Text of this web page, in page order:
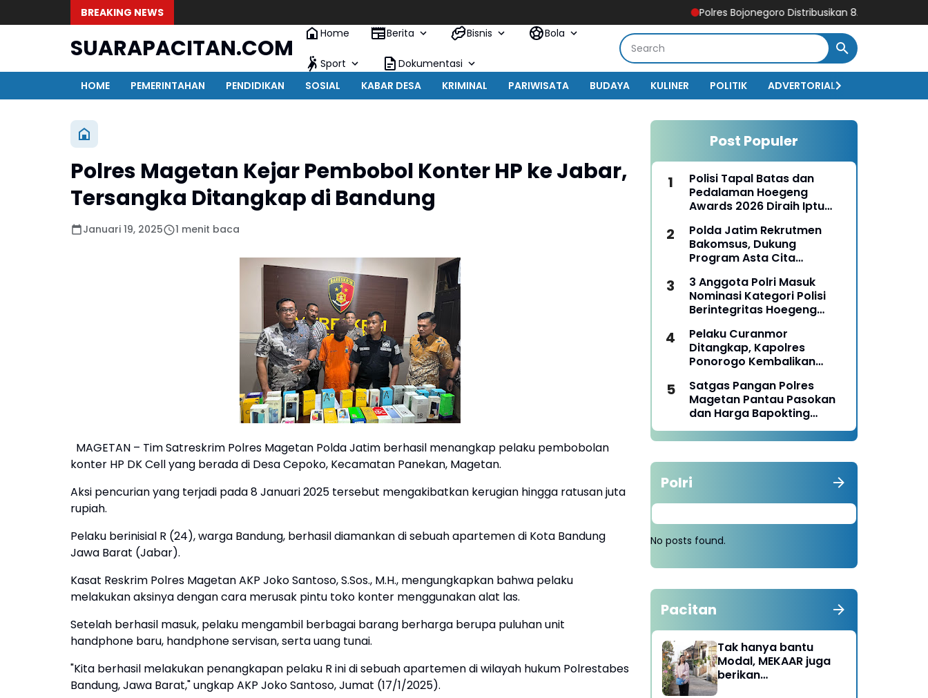
BREAKING NEWS Polres Bojonegoro Distribusikan 8.000 Liter Air Bersih
SUARAPACITAN.COM
Home Berita Bisnis Bola
Sport
Dokumentasi
HOME
PEMERINTAHAN PENDIDIKAN SOSIAL KABAR DESA KRIMINAL PARIWISATA BUDAYA KULINER POLITIK ADVERTORIAL
Polres Magetan Kejar Pembobol Konter HP ke Jabar,
Tersangka Ditangkap di Bandung
Januari 19, 2025 1 menit baca
MAGETAN – Tim Satreskrim Polres Magetan Polda Jatim berhasil menangkap pelaku pembobolan
konter HP DK Cell yang berada di Desa Cepoko, Kecamatan Panekan, Magetan.
Aksi pencurian yang terjadi pada 8 Januari 2025 tersebut mengakibatkan kerugian hingga ratusan juta
rupiah.
Pelaku berinisial R (24), warga Bandung, berhasil diamankan di sebuah apartemen di Kota Bandung
Jawa Barat (Jabar).
Kasat Reskrim Polres Magetan AKP Joko Santoso, S.Sos., M.H., mengungkapkan bahwa pelaku
melakukan aksinya dengan cara merusak pintu toko konter menggunakan alat las.
Setelah berhasil masuk, pelaku mengambil berbagai barang berharga berupa puluhan unit
handphone baru, handphone servisan, serta uang tunai.
"Kita berhasil melakukan penangkapan pelaku R ini di sebuah apartemen di wilayah hukum Polrestabes
Bandung, Jawa Barat," ungkap AKP Joko Santoso, Jumat (17/1/2025).
Post Populer
Polisi Tapal Batas dan
Pedalaman Hoegeng
Awards 2026 Diraih Iptu
Pengabdian Humanis di
Nduga
Polda Jatim Rekrutmen
Bakomsus, Dukung
Program Asta Cita
3 Anggota Polri Masuk
Nominasi Kategori Polisi
Berintegritas Hoegeng
Pelaku Curanmor
Ditangkap, Kapolres
Ponorogo Kembalikan
Satgas Pangan Polres
Magetan Pantau Pasokan
dan Harga Bapokting
Pascalebaran
Polri
No posts found.
Pacitan
Tak hanya bantu
Modal, MEKAAR juga
berikan